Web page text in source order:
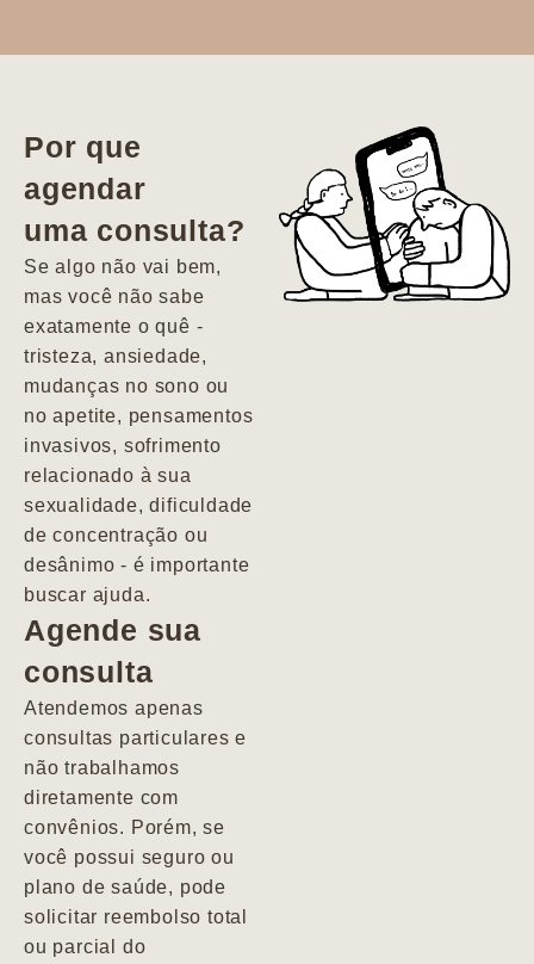
vida. Ela me
encontrou num
estado misto de
depressão e
agitação com
pensamentos
Por que
agendar
uma consulta?
Se algo não vai bem,
mas você não sabe
exatamente o quê -
tristeza, ansiedade,
mudanças no sono ou
no apetite, pensamentos
invasivos, sofrimento
relacionado à sua
sexualidade, dificuldade
de concentração ou
desânimo - é importante
buscar ajuda.
Agende sua
consulta
Atendemos apenas
consultas particulares e
não trabalhamos
diretamente com
convênios. Porém, se
você possui seguro ou
plano de saúde, pode
solicitar reembolso total
ou parcial do